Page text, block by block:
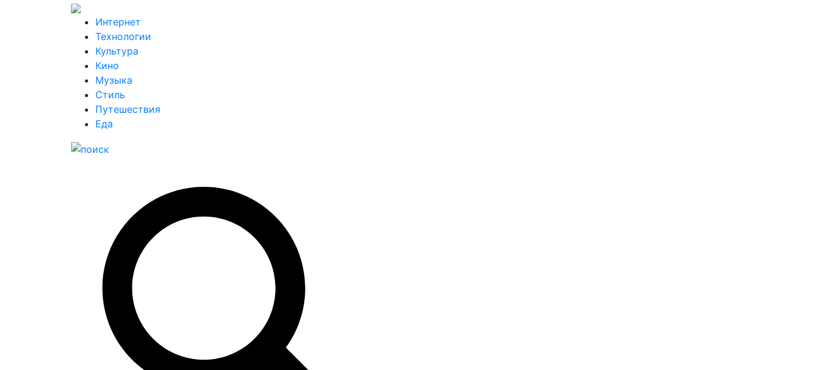
Интернет
Технологии
Культура
Кино
Музыка
Стиль
Путешествия
Еда